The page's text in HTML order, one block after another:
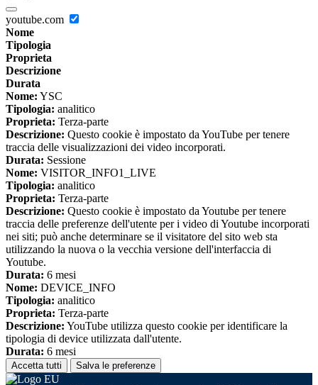
youtube.com
Nome
Tipologia
Proprieta
Descrizione
Durata
Nome: YSC
Tipologia: analitico
Proprieta: Terza-parte
Descrizione: Questo cookie è impostato da YouTube per tenere
traccia delle visualizzazioni dei video incorporati.
Durata: Sessione
Nome: VISITOR_INFO1_LIVE
Tipologia: analitico
Proprieta: Terza-parte
Descrizione: Questo cookie è impostato da Youtube per tenere
traccia delle preferenze dell'utente per i video di Youtube incorporati
nei siti; può anche determinare se il visitatore del sito web sta
utilizzando la nuova o la vecchia versione dell'interfaccia di
Youtube.
Durata: 6 mesi
Nome: DEVICE_INFO
Tipologia: analitico
Proprieta: Terza-parte
Descrizione: YouTube utilizza questo cookie per identificare la
tipologia di device utilizzata dall'utente.
Durata: 6 mesi
Accetta tutti Salva le preferenze